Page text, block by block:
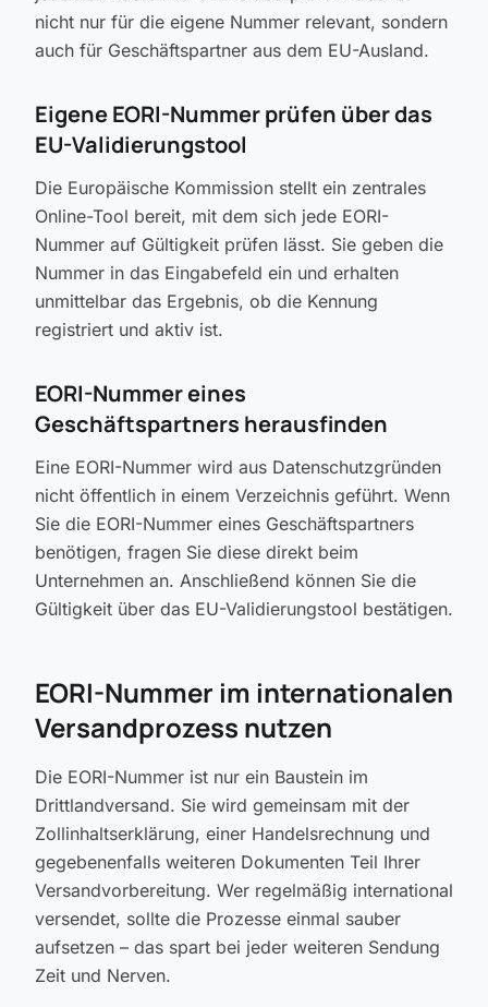
nicht nur für die eigene Nummer relevant, sondern
auch für Geschäftspartner aus dem EU-Ausland.
Eigene EORI-Nummer prüfen über das
EU-Validierungstool
Die Europäische Kommission stellt ein zentrales
Online-Tool bereit, mit dem sich jede EORI-
Nummer auf Gültigkeit prüfen lässt. Sie geben die
Nummer in das Eingabefeld ein und erhalten
unmittelbar das Ergebnis, ob die Kennung
registriert und aktiv ist.
EORI-Nummer eines
Geschäftspartners herausfinden
Eine EORI-Nummer wird aus Datenschutzgründen
nicht öffentlich in einem Verzeichnis geführt. Wenn
Sie die EORI-Nummer eines Geschäftspartners
benötigen, fragen Sie diese direkt beim
Unternehmen an. Anschließend können Sie die
Gültigkeit über das EU-Validierungstool bestätigen.
EORI-Nummer im internationalen
Versandprozess nutzen
Die EORI-Nummer ist nur ein Baustein im
Drittlandversand. Sie wird gemeinsam mit der
Zollinhaltserklärung, einer Handelsrechnung und
gegebenenfalls weiteren Dokumenten Teil Ihrer
Versandvorbereitung. Wer regelmäßig international
versendet, sollte die Prozesse einmal sauber
aufsetzen – das spart bei jeder weiteren Sendung
Zeit und Nerven.